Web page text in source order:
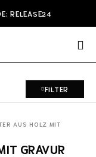
RELEASE24
FILTER
GRAVUR
AUS HOLZ MIT